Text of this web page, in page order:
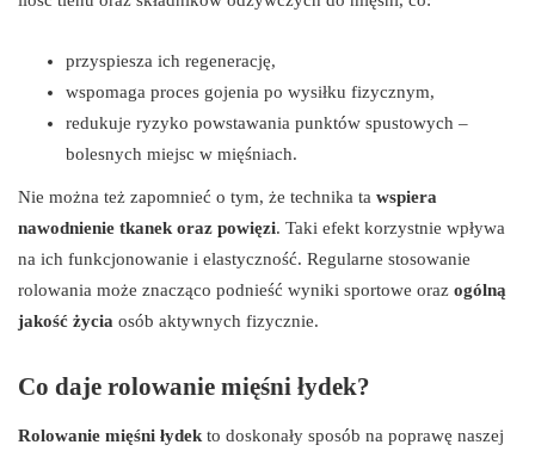
przyspiesza ich regenerację,
wspomaga proces gojenia po wysiłku fizycznym,
redukuje ryzyko powstawania punktów spustowych –
bolesnych miejsc w mięśniach.
Nie można też zapomnieć o tym, że technika ta wspiera
nawodnienie tkanek oraz powięzi. Taki efekt korzystnie wpływa
na ich funkcjonowanie i elastyczność. Regularne stosowanie
rolowania może znacząco podnieść wyniki sportowe oraz ogólną
jakość życia osób aktywnych fizycznie.
Co daje rolowanie mięśni łydek?
Rolowanie mięśni łydek to doskonały sposób na poprawę naszej